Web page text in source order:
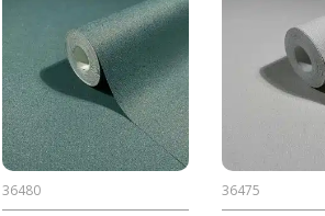
36480 36475